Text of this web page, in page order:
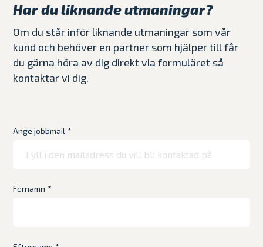
Har du liknande utmaningar?
Om du står inför liknande utmaningar som vår
kund och behöver en partner som hjälper till får
du gärna höra av dig direkt via formuläret så
kontaktar vi dig.
Ange jobbmail *
Förnamn *